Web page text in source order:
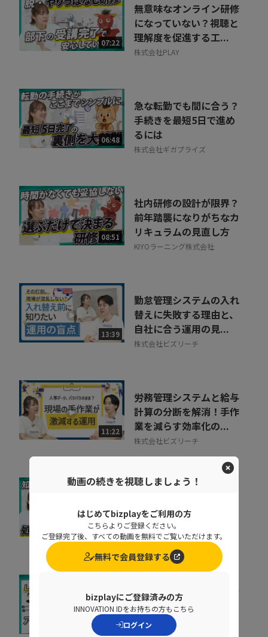
07:22
無意味なオンライン研修
になっていない？視聴と
理解度を促進する工...
株式会社PLAY
06:48
急な転勤でも間に合う？
手続きを最短5日で進め
るには
株式会社ギガプライズ
08:51
社内研修の設計が限界？
前年踏襲になりがちなカ
リキュラムの見直し方
KIYOラーニング株式会社
13:39
勤怠管理システムの入れ
替えに失敗する理由と、
自社に合う運用の見...
株式会社ビズリーチ
11:22
労務管理システムと給与
計算の分断を解消！手作
業を減らす効率化の...
株式会社ビズリーチ
07:02
ュリティを強化するとき
に処理速度を落と...
ペンタセキュリティ株式会社
07:34
増え続けるID、見きれな
い管理が事故を生む理由
株式会社インターネットイニシ
アティブ
動画の続きを視聴しましょう！
はじめてbizplayをご利用の方
こちらよりご登録ください。
ご登録完了後、すべての動画を無料でご覧いただけます。
無料で会員登録する
bizplayにご登録済みの方
INNOVATION IDをお持ちの方もこちら
ログイン